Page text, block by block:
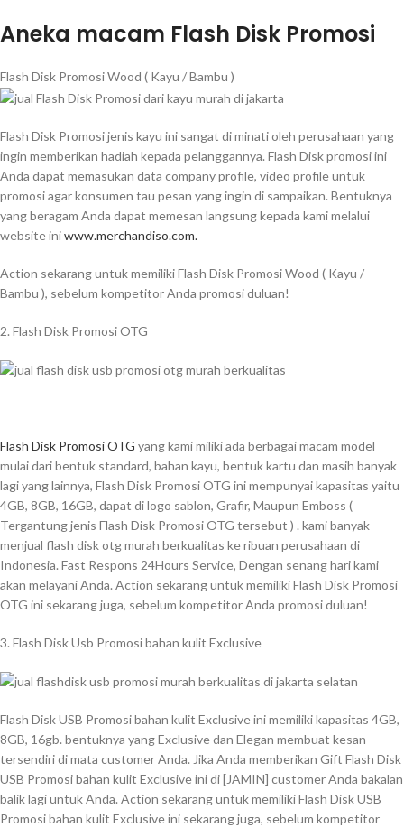
Aneka macam Flash Disk Promosi
Flash Disk Promosi Wood ( Kayu / Bambu )
Flash Disk Promosi jenis kayu ini sangat di minati oleh perusahaan yang
ingin memberikan hadiah kepada pelanggannya. Flash Disk promosi ini
Anda dapat memasukan data company profile, video profile untuk
promosi agar konsumen tau pesan yang ingin di sampaikan. Bentuknya
yang beragam Anda dapat memesan langsung kepada kami melalui
website iniwww.merchandiso.com.
Action sekarang untuk memiliki Flash Disk Promosi Wood ( Kayu /
Bambu ), sebelum kompetitor Anda promosi duluan!
2. Flash Disk Promosi OTG
Flash Disk Promosi OTG yang kami miliki ada berbagai macam model
mulai dari bentuk standard, bahan kayu, bentuk kartu dan masih banyak
lagi yang lainnya, Flash Disk Promosi OTG ini mempunyai kapasitas yaitu
4GB, 8GB, 16GB, dapat di logo sablon, Grafir, Maupun Emboss (
Tergantung jenis Flash Disk Promosi OTG tersebut ) . kami banyak
menjual flash disk otg murah berkualitas ke ribuan perusahaan di
Indonesia. Fast Respons 24Hours Service, Dengan senang hari kami
akan melayani Anda. Action sekarang untuk memiliki Flash Disk Promosi
OTG ini sekarang juga, sebelum kompetitor Anda promosi duluan!
3. Flash Disk Usb Promosi bahan kulit Exclusive
Flash Disk USB Promosi bahan kulit Exclusive ini memiliki kapasitas 4GB,
8GB, 16gb. bentuknya yang Exclusive dan Elegan membuat kesan
tersendiri di mata customer Anda. Jika Anda memberikan Gift Flash Disk
USB Promosi bahan kulit Exclusive ini di [JAMIN] customer Anda bakalan
balik lagi untuk Anda. Action sekarang untuk memiliki Flash Disk USB
Promosi bahan kulit Exclusive ini sekarang juga, sebelum kompetitor